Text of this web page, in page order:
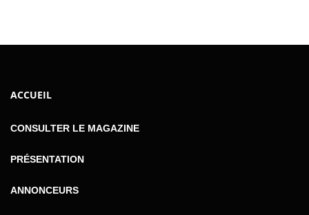
ACCUEIL
CONSULTER LE MAGAZINE
PRÉSENTATION
ANNONCEURS